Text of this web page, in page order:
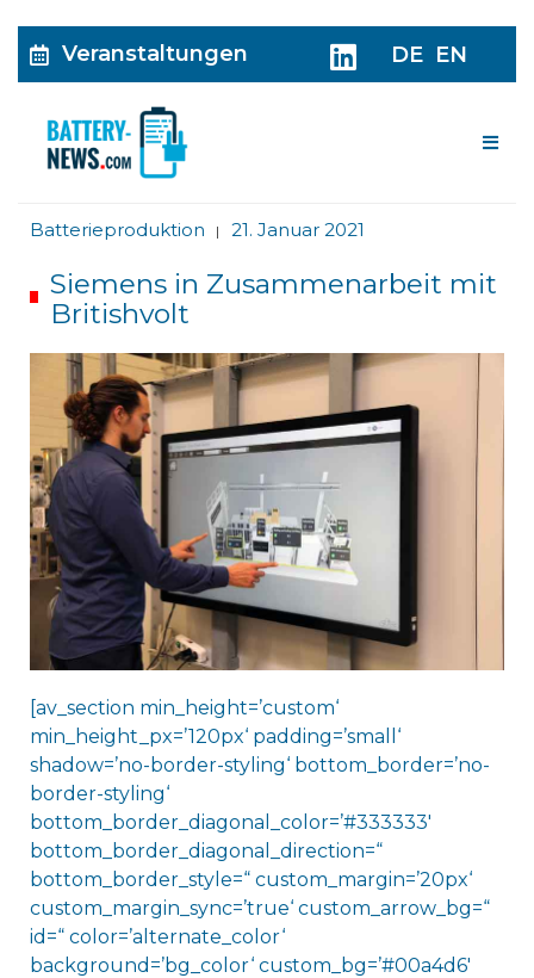
Veranstaltungen DE EN
Batterieproduktion | 21. Januar 2021
Siemens in Zusammenarbeit mit
Britishvolt
[av_section min_height=’custom‘
min_height_px=’120px‘ padding=’small‘
shadow=’no-border-styling‘ bottom_border=’no-
border-styling‘
bottom_border_diagonal_color=’#333333′
bottom_border_diagonal_direction=“
bottom_border_style=“ custom_margin=’20px‘
custom_margin_sync=’true‘ custom_arrow_bg=“
id=“ color=’alternate_color‘
background=’bg_color‘ custom_bg=’#00a4d6′